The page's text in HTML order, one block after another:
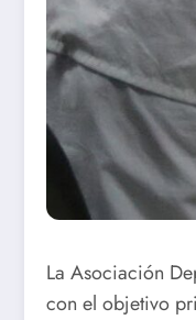
La Asociación
con el objetivo